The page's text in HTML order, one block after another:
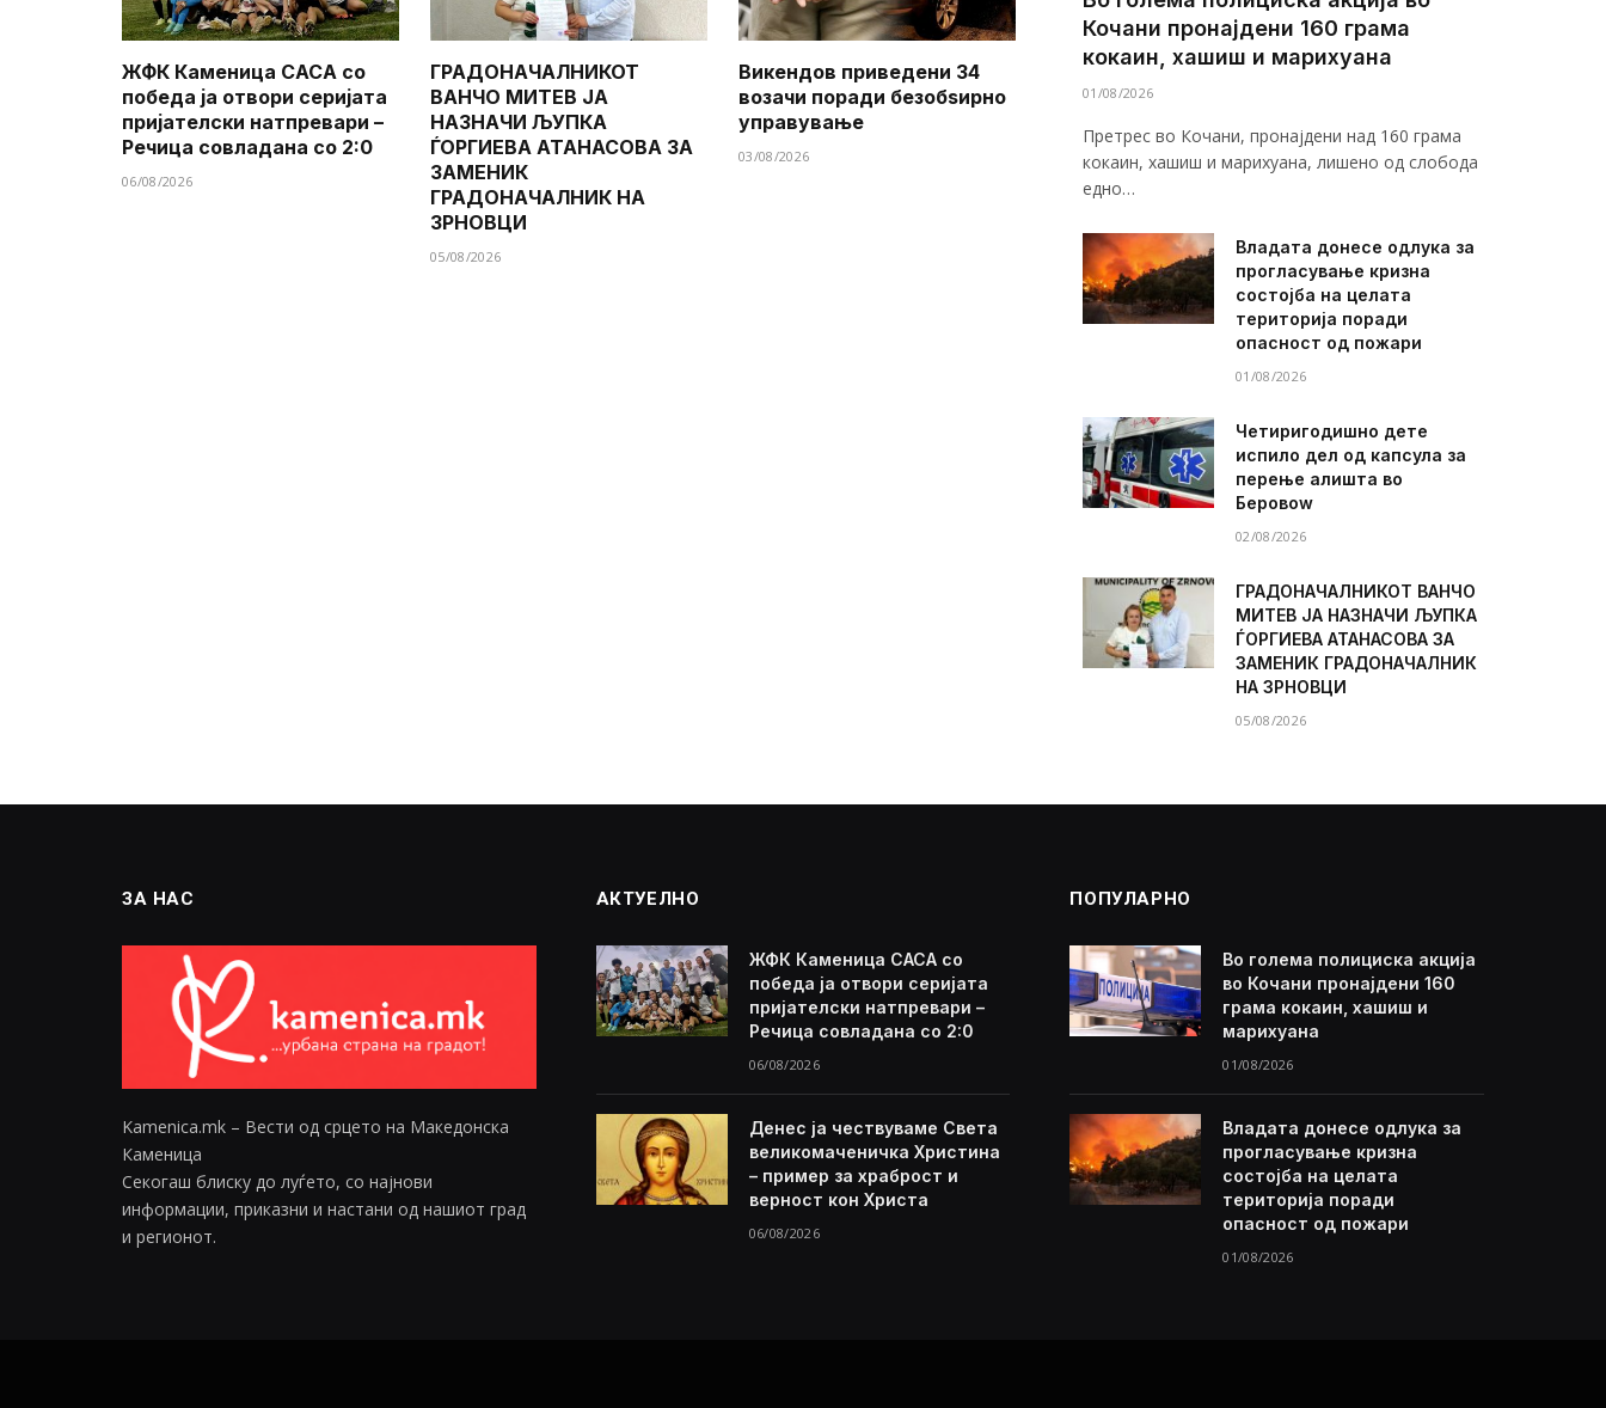
ЖФК Каменица САСА со
победа ја отвори серијата
пријателски натпревари –
Речица совладана со 2:0
06/08/2026
ГРАДОНАЧАЛНИКОТ
ВАНЧО МИТЕВ ЈА
НАЗНАЧИ ЉУПКА
ЃОРГИЕВА АТАНАСОВА ЗА
ЗАМЕНИК
ГРАДОНАЧАЛНИК НА
ЗРНОВЦИ
05/08/2026
Викендов приведени 34
возачи поради безобѕирно
управување
03/08/2026
Кочани пронајдени 160 грама
кокаин, хашиш и марихуана
01/08/2026
Претрес во Кочани, пронајдени над 160 грама
кокаин, хашиш и марихуана, лишено од слобода
едно…
Владата донесе одлука за
прогласување кризна
состојба на целата
територија поради
опасност од пожари
01/08/2026
Четиригодишно дете
испило дел од капсула за
перење алишта во
Беровоw
02/08/2026
ГРАДОНАЧАЛНИКОТ ВАНЧО
МИТЕВ ЈА НАЗНАЧИ ЉУПКА
ЃОРГИЕВА АТАНАСОВА ЗА
ЗАМЕНИК ГРАДОНАЧАЛНИК
НА ЗРНОВЦИ
05/08/2026
ЗА НАС
Kamenica.mk – Вести од срцето на Македонска
Каменица
Секогаш блиску до луѓето, со најнови
информации, приказни и настани од нашиот град
и регионот.
АКТУЕЛНО
ЖФК Каменица САСА со
победа ја отвори серијата
пријателски натпревари –
Речица совладана со 2:0
06/08/2026
Денес ја чествуваме Света
великомаченичка Христина
– пример за храброст и
верност кон Христа
06/08/2026
ПОПУЛАРНО
Во голема полициска акција
во Кочани пронајдени 160
грама кокаин, хашиш и
марихуана
01/08/2026
Владата донесе одлука за
прогласување кризна
состојба на целата
територија поради
опасност од пожари
01/08/2026